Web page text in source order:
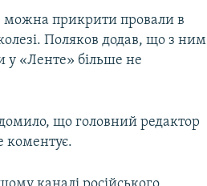
можна прикрити провали в
Поляков додав, що з ним
«Ленте» більше не
що головний редактор
коментує.